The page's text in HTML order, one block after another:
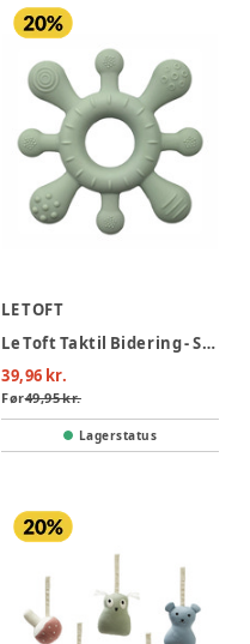
LE TOFT
Le Toft Taktil Bidering - Støvet Grøn
39,96 kr.
Før49,95 kr.
Lagerstatus